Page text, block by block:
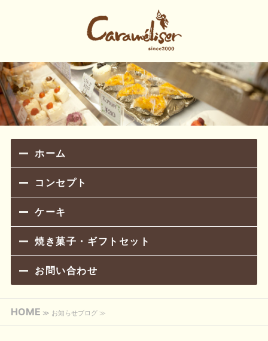
ホーム
コンセプト
ケーキ
焼き菓子・ギフトセット
お問い合わせ
HOME ≫ お知らせブログ ≫